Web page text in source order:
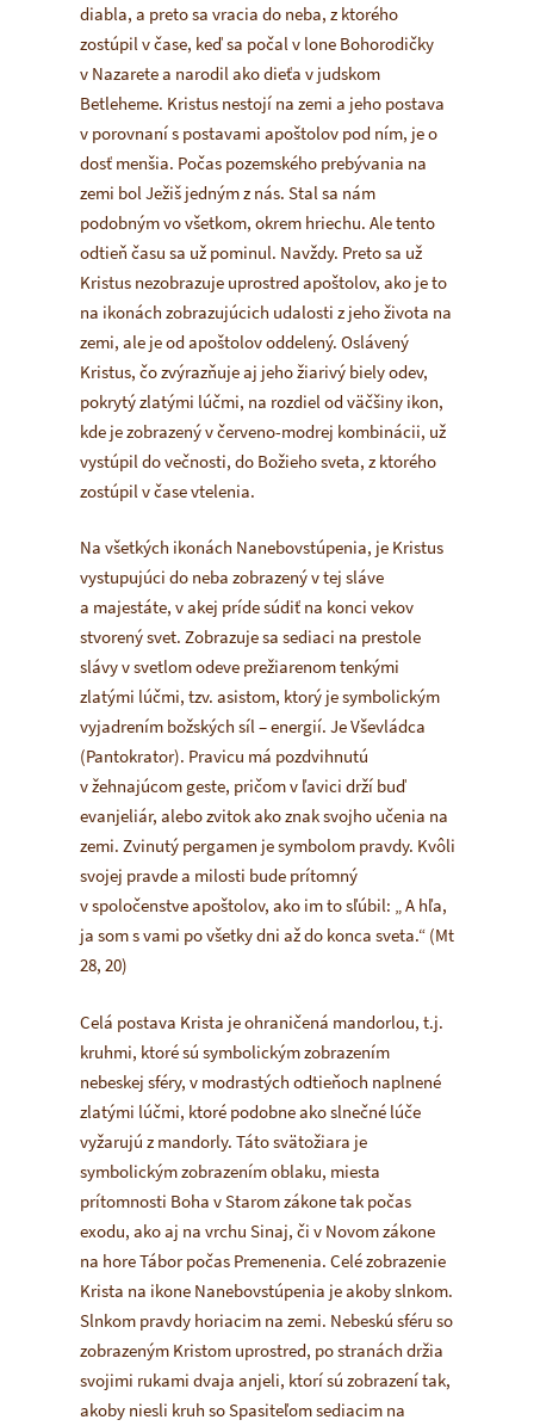
diabla, a preto sa vracia do neba, z ktorého
zostúpil v čase, keď sa počal v lone Bohorodičky
v Nazarete a narodil ako dieťa v judskom
Betleheme. Kristus nestojí na zemi a jeho postava
v porovnaní s postavami apoštolov pod ním, je o
dosť menšia. Počas pozemského prebývania na
zemi bol Ježiš jedným z nás. Stal sa nám
podobným vo všetkom, okrem hriechu. Ale tento
odtieň času sa už pominul. Navždy. Preto sa už
Kristus nezobrazuje uprostred apoštolov, ako je to
na ikonách zobrazujúcich udalosti z jeho života na
zemi, ale je od apoštolov oddelený. Oslávený
Kristus, čo zvýrazňuje aj jeho žiarivý biely odev,
pokrytý zlatými lúčmi, na rozdiel od väčšiny ikon,
kde je zobrazený v červeno-modrej kombinácii, už
vystúpil do večnosti, do Božieho sveta, z ktorého
zostúpil v čase vtelenia.
Na všetkých ikonách Nanebovstúpenia, je Kristus
vystupujúci do neba zobrazený v tej sláve
a majestáte, v akej príde súdiť na konci vekov
stvorený svet. Zobrazuje sa sediaci na prestole
slávy v svetlom odeve prežiarenom tenkými
zlatými lúčmi, tzv. asistom, ktorý je symbolickým
vyjadrením božských síl – energií. Je Vševládca
(Pantokrator). Pravicu má pozdvihnutú
v žehnajúcom geste, pričom v ľavici drží buď
evanjeliár, alebo zvitok ako znak svojho učenia na
zemi. Zvinutý pergamen je symbolom pravdy. Kvôli
svojej pravde a milosti bude prítomný
v spoločenstve apoštolov, ako im to sľúbil: „ A hľa,
ja som s vami po všetky dni až do konca sveta.“(Mt
28, 20)
Celá postava Krista je ohraničená mandorlou, t.j.
kruhmi, ktoré sú symbolickým zobrazením
nebeskej sféry, v modrastých odtieňoch naplnené
zlatými lúčmi, ktoré podobne ako slnečné lúče
vyžarujú z mandorly. Táto svätožiara je
symbolickým zobrazením oblaku, miesta
prítomnosti Boha v Starom zákone tak počas
exodu, ako aj na vrchu Sinaj, či v Novom zákone
na hore Tábor počas Premenenia. Celé zobrazenie
Krista na ikone Nanebovstúpenia je akoby slnkom.
Slnkom pravdy horiacim na zemi. Nebeskú sféru so
zobrazeným Kristom uprostred, po stranách držia
svojimi rukami dvaja anjeli, ktorí sú zobrazení tak,
akoby niesli kruh so Spasiteľom sediacim na